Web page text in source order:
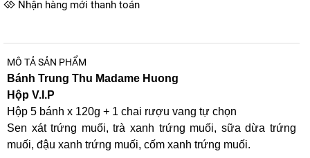
Nhận hàng mới thanh toán
MÔ TẢ SẢN PHẨM
Bánh Trung Thu Madame Huong
Hộp V.I.P
Hộp 5 bánh x 120g + 1 chai rượu vang tự chọn
Sen xát trứng muối, trà xanh trứng muối, sữa dừa trứng
muối, đậu xanh trứng muối, cốm xanh trứng muối.